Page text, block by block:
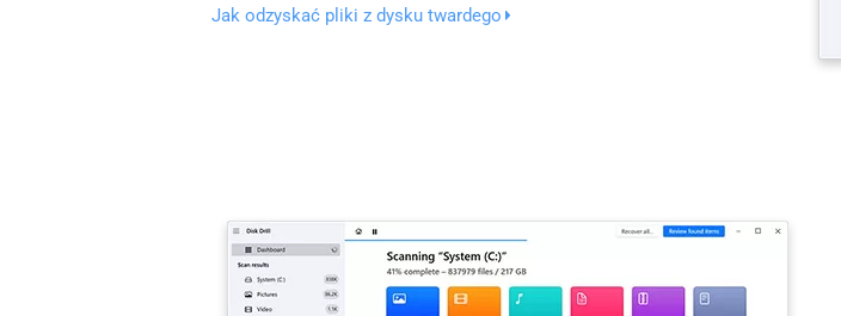
Jak odzyskać pliki z dysku twardego